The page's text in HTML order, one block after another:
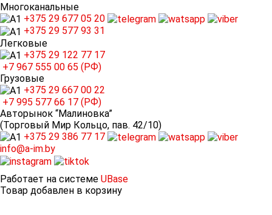
Многоканальные
+375 29 677 05 20
+375 29 577 93 31
Легковые
+375 29 122 77 17
+7 967 555 00 65 (РФ)
Грузовые
+375 29 667 00 22
+7 995 577 66 17 (РФ)
Авторынок “Малиновка”
(Торговый Мир Кольцо, пав. 42/10)
+375 29 386 77 17
info@a-im.by
Работает на системе UBase
Товар добавлен в корзину